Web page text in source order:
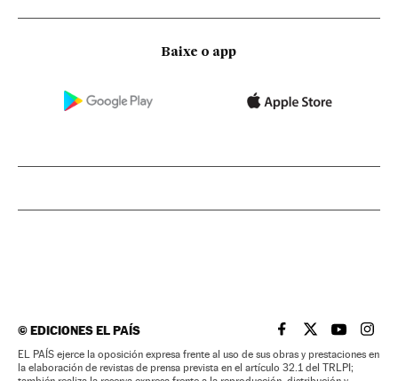
Baixe o app
©EDICIONES EL PAÍS EL PAÍS BRASIL EN
EL PAÍSEL PAÍS
EL
EL PAÍS ejerce la oposición expresa frente al uso de sus obras y prestaciones en
la elaboración de revistas de prensa prevista en el artículo 32.1 del TRLPI;